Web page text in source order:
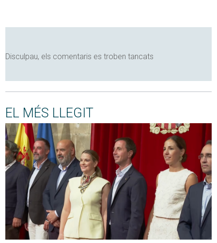
Disculpau, els comentaris es troben tancats
EL MÉS LLEGIT